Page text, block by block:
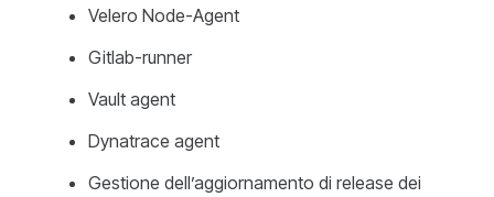
Velero Node-Agent
Gitlab-runner
Vault agent
Dynatrace agent
Gestione dell’aggiornamento di release dei